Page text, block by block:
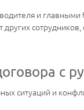
и
других
с
ситуаций и